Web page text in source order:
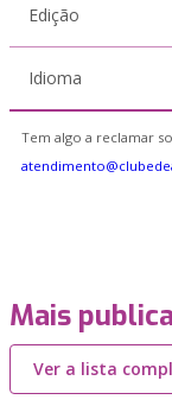
Edição
Idioma
Tem algo a reclamar
Mais
Ver a lista